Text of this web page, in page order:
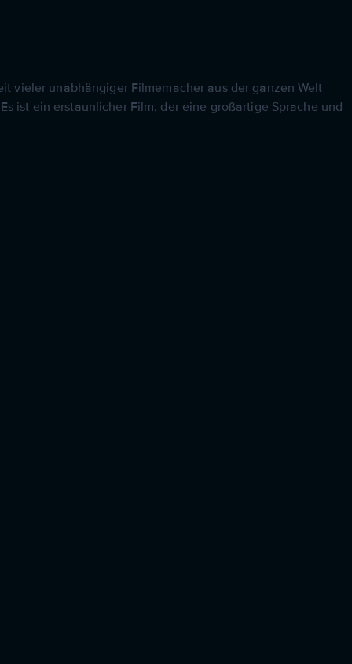
vieler unabhängiger Filmemacher aus der ganzen Welt
ist ein erstaunlicher Film, der eine großartige Sprache und